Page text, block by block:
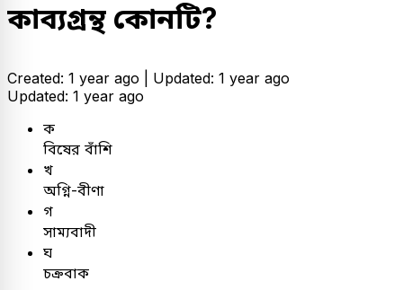
কাব্যগ্রন্থ কোনটি?
Created: 1 year ago | Updated: 1 year ago
Updated: 1 year ago
ক
বিষের বাঁশি
খ
অগ্নি-বীণা
গ
সাম্যবাদী
ঘ
চক্রবাক